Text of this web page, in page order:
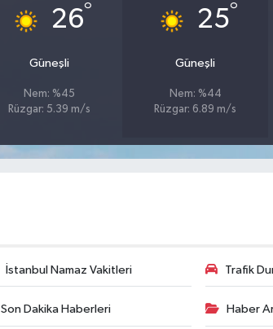
26°
Güneşli
Nem: %45
Rüzgar: 5.39 m/s
25°
Güneşli
Nem: %44
Rüzgar: 6.89 m/s
İstanbul Namaz Vakitleri Trafik
Son Dakika Haberleri Haber